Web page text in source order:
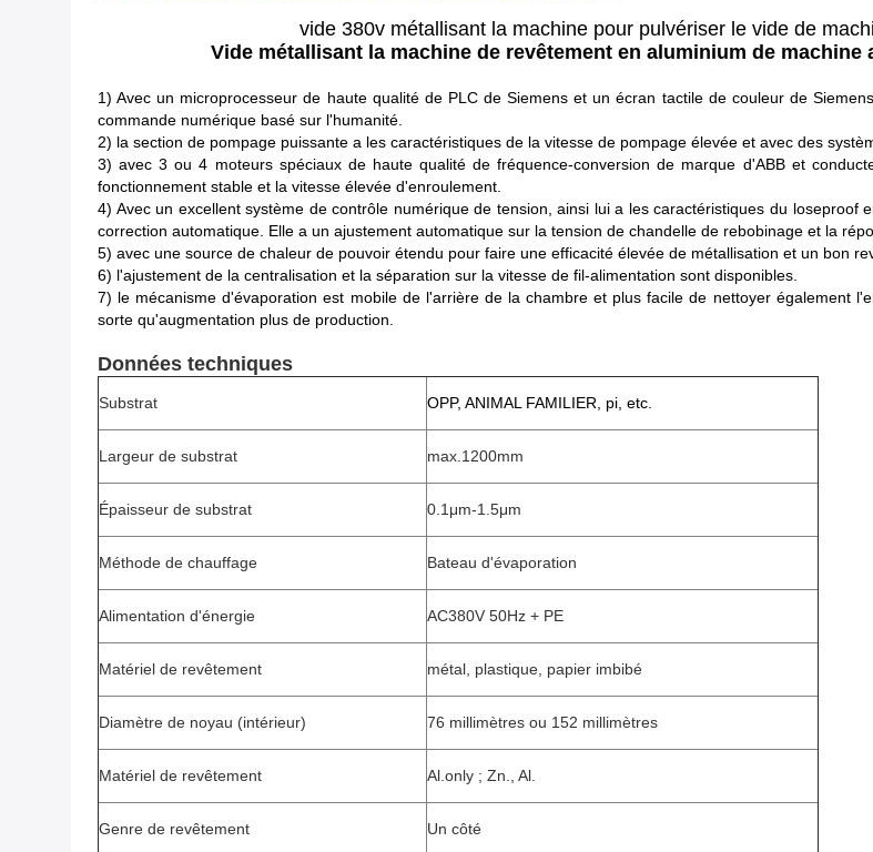
vide 380v métallisant la machine pour pulvériser le vide de
Vide métallisant la machine de revêtement en aluminium de
1) Avec un microprocesseur de haute qualité de PLC de Siemens et un écran tactile de couleur de
commande numérique basé sur l'humanité.
2) la section de pompage puissante a les caractéristiques de la vitesse de pompage élevée et avec des
3) avec 3 ou 4 moteurs spéciaux de haute qualité de fréquence-conversion de marque d'ABB et
fonctionnement stable et la vitesse élevée d'enroulement.
4) Avec un excellent système de contrôle numérique de tension, ainsi lui a les caractéristiques du
correction automatique. Elle a un ajustement automatique sur la tension de chandelle de rebobinage et la
5) avec une source de chaleur de pouvoir étendu pour faire une efficacité élevée de métallisation et un bon
6) l'ajustement de la centralisation et la séparation sur la vitesse de fil-alimentation sont disponibles.
7) le mécanisme d'évaporation est mobile de l'arrière de la chambre et plus facile de nettoyer également
sorte qu'augmentation plus de production.
Données techniques
Substrat OPP, ANIMAL FAMILIER, pi, etc.
Largeur de substrat max.1200mm
Épaisseur de substrat 0.1μm-1.5μm
Méthode de chauffage Bateau d'évaporation
Alimentation d'énergie AC380V 50Hz + PE
Matériel de revêtement métal, plastique, papier imbibé
Diamètre de noyau (intérieur) 76 millimètres ou 152 millimètres
Matériel de revêtement Al.only ; Zn., Al.
Genre de revêtement Un côté